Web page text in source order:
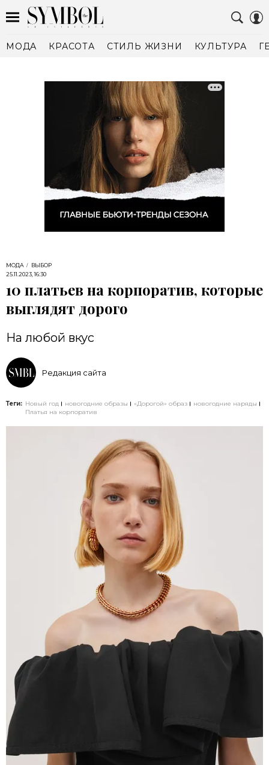
МОДА КРАСОТА СТИЛЬ ЖИЗНИ КУЛЬТУРА
МОДА
ВЫБОР
25.11.2023, 16:30
10 платьев на корпоратив, которые
выглядят дорого
На любой вкус
Редакция сайта
Теги: Новый год новогодние образы «Дорогой» образ
новогодние наряды
Платья на корпоратив